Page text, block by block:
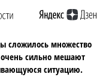
сложилось множество
сильно мешают
ситуацию.